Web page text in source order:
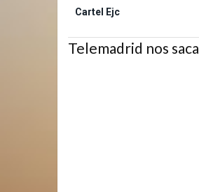
Cartel Ejc
Telemadrid nos saca